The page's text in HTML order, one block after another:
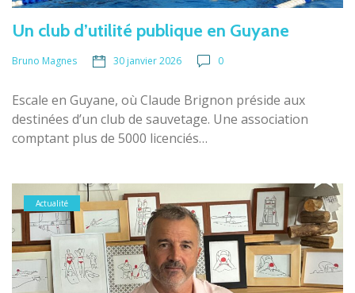
Un club d’utilité publique en Guyane
Bruno Magnes 30 janvier 2026 0
Escale en Guyane, où Claude Brignon préside aux
destinées d’un club de sauvetage. Une association
comptant plus de 5000 licenciés…
Actualité